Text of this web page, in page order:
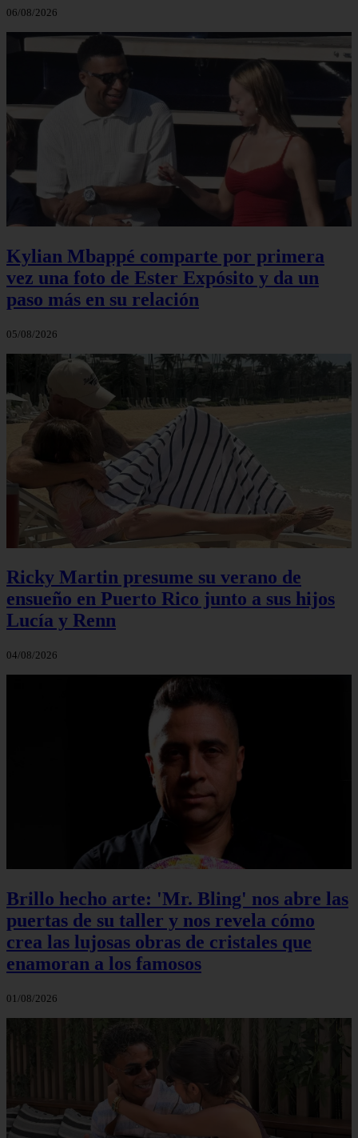
06/08/2026
Kylian Mbappé comparte por primera
vez una foto de Ester Expósito y da un
paso más en su relación
05/08/2026
Ricky Martin presume su verano de
ensueño en Puerto Rico junto a sus hijos
Lucía y Renn
04/08/2026
Brillo hecho arte: 'Mr. Bling' nos abre las
puertas de su taller y nos revela cómo
crea las lujosas obras de cristales que
enamoran a los famosos
01/08/2026